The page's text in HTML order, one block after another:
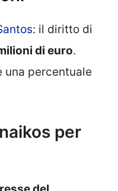
: il diritto di
di euro
una percentuale
per
del